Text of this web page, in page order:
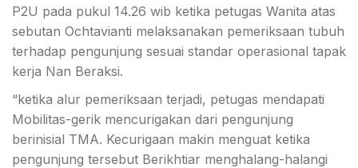
P2U pada pukul 14.26 wib ketika petugas Wanita atas
sebutan Ochtavianti melaksanakan pemeriksaan tubuh
terhadap pengunjung sesuai standar operasional tapak
kerja Nan Beraksi.
“ketika alur pemeriksaan terjadi, petugas mendapati
Mobilitas-gerik mencurigakan dari pengunjung
berinisial TMA. Kecurigaan makin menguat ketika
pengunjung tersebut Berikhtiar menghalang-halangi